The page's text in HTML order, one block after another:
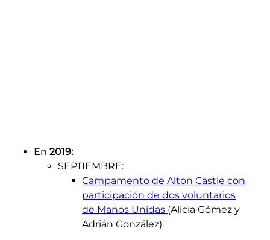
En 2019:
SEPTIEMBRE:
Campamento de Alton Castle con
participación de dos voluntarios
de Manos Unidas (Alicia Gómez y
Adrián González).